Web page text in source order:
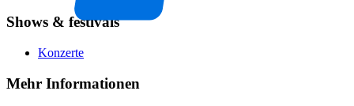
Shows & festivals
Konzerte
Mehr Informationen